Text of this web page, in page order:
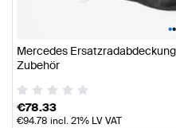
••
Mercedes
Zubehör
€78.33
€94.78 incl. 21% LV VAT